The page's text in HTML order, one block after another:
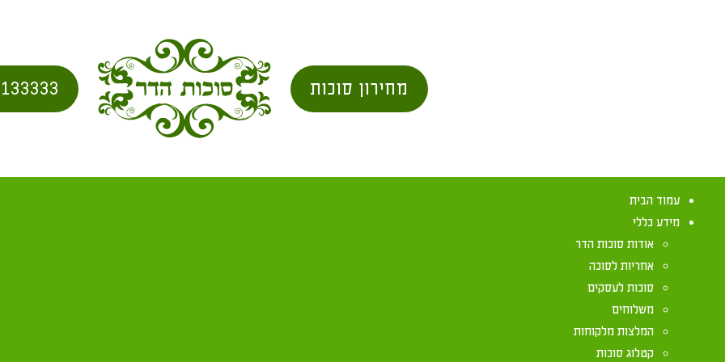
מחירון סוכות
עמוד הבית
מידע כללי
אודות סוכות הדר
אחריות לסוכה
סוכות לעסקים
משלוחים
המלצות מלקוחות
קטלוג סוכותדף מידע על הלכות סוכה